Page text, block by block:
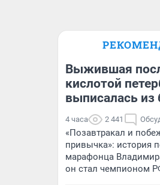
Выжившая
кислотой
выписалась
4 часа 2 441
«Позавтракал и
привычка»: история
марафонца
он стал чемпионом